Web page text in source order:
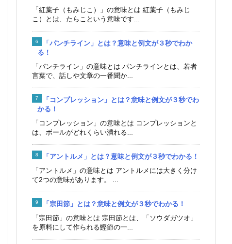
「紅葉子（もみじこ）」の意味とは 紅葉子（もみじ
こ）とは、たらこという意味です...
「パンチライン」とは？意味と例文が３秒でわか
る！
「パンチライン」の意味とは パンチラインとは、若者
言葉で、話しや文章の一番聞か...
「コンプレッション」とは？意味と例文が３秒でわ
かる！
「コンプレッション」の意味とは コンプレッションと
は、ボールがどれくらい潰れる...
「アントルメ」とは？意味と例文が３秒でわかる！
「アントルメ」の意味とは アントルメには大きく分け
て2つの意味があります。 ...
「宗田節」とは？意味と例文が３秒でわかる！
「宗田節」の意味とは 宗田節とは、「ソウダガツオ」
を原料にして作られる鰹節の一...